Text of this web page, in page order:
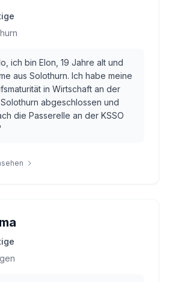
ich bin Elon, 19 Jahre alt und
aus Solothurn. Ich habe meine
in Wirtschaft an der
Solothurn abgeschlossen und
die Passerelle an der KSSO